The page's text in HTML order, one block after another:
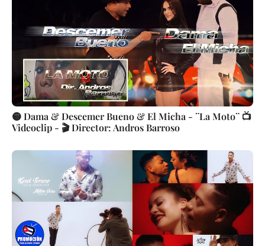
🟡 Dama & Descemer Bueno & El Micha - ¨La Moto¨ 📺
Videoclip - 🎬 Director: Andros Barroso